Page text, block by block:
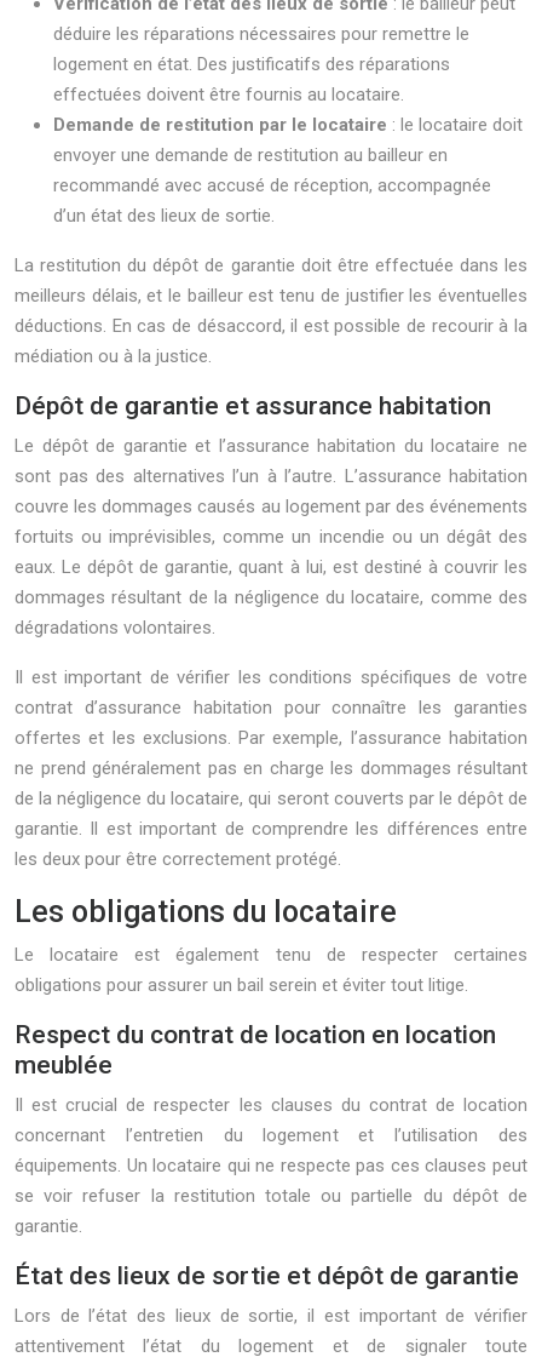
déduire les réparations nécessaires pour remettre le
logement en état. Des justificatifs des réparations
effectuées doivent être fournis au locataire.
Demande de restitution par le locataire : le locataire doit
envoyer une demande de restitution au bailleur en
recommandé avec accusé de réception, accompagnée
d’un état des lieux de sortie.
La restitution du dépôt de garantie doit être effectuée dans les
meilleurs délais, et le bailleur est tenu de justifier les éventuelles
déductions. En cas de désaccord, il est possible de recourir à la
médiation ou à la justice.
Dépôt de garantie et assurance habitation
Le dépôt de garantie et l’assurance habitation du locataire ne
sont pas des alternatives l’un à l’autre. L’assurance habitation
couvre les dommages causés au logement par des événements
fortuits ou imprévisibles, comme un incendie ou un dégât des
eaux. Le dépôt de garantie, quant à lui, est destiné à couvrir les
dommages résultant de la négligence du locataire, comme des
dégradations volontaires.
Il est important de vérifier les conditions spécifiques de votre
contrat d’assurance habitation pour connaître les garanties
offertes et les exclusions. Par exemple, l’assurance habitation
ne prend généralement pas en charge les dommages résultant
de la négligence du locataire, qui seront couverts par le dépôt de
garantie. Il est important de comprendre les différences entre
les deux pour être correctement protégé.
Les obligations du locataire
Le locataire est également tenu de respecter certaines
obligations pour assurer un bail serein et éviter tout litige.
Respect du contrat de location en location
meublée
Il est crucial de respecter les clauses du contrat de location
concernant l’entretien du logement et l’utilisation des
équipements. Un locataire qui ne respecte pas ces clauses peut
se voir refuser la restitution totale ou partielle du dépôt de
garantie.
État des lieux de sortie et dépôt de garantie
Lors de l’état des lieux de sortie, il est important de vérifier
attentivement l’état du logement et de signaler toute